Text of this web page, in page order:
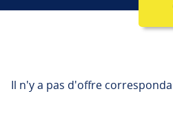
Il n'y a pas d'offre